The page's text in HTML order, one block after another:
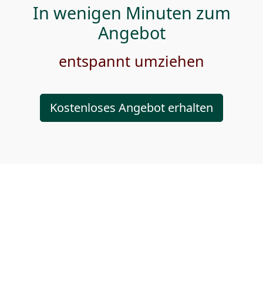
In wenigen Minuten zum
Angebot
entspannt umziehen
Kostenloses Angebot erhalten